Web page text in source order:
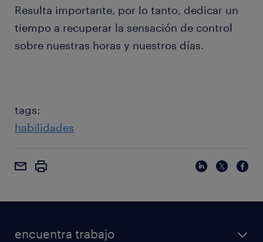
Resulta importante, por lo tanto, dedicar un
tiempo a recuperar la sensación de control
sobre nuestras horas y nuestros días.
tags:
habilidades
encuentra trabajo